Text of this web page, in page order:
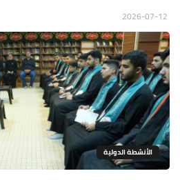
الأنشطة الدولية